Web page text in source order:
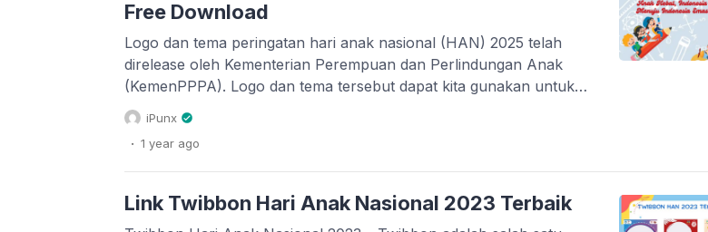
Free Download
Logo dan tema peringatan hari anak nasional (HAN) 2025 telah
direlease oleh Kementerian Perempuan dan Perlindungan Anak
(KemenPPPA). Logo dan tema tersebut dapat kita gunakan untuk
membuat desain publikasi peringatan HAN 2025. Template desain
publikasi HAN 2025 seperti spanduk hari anak, poster hari anak,
pin hari anak, dan lain-lain dapat pula anda cek di sini. […]
iPunx
. 1 year ago
Link Twibbon Hari Anak Nasional 2023 Terbaik